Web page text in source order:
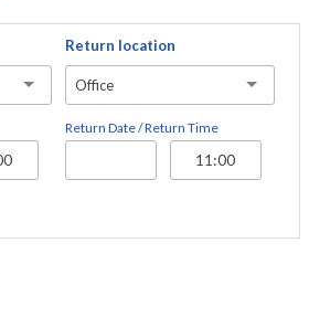
Return location
Office
Return Date / Return Time